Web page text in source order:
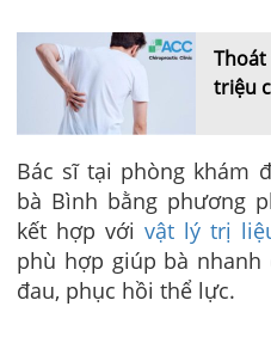
triệu
Bác sĩ tại phòng khám
bà Bình bằng phương
kết hợp với vật lý trị
phù hợp giúp bà nhanh
đau, phục hồi thể lực.